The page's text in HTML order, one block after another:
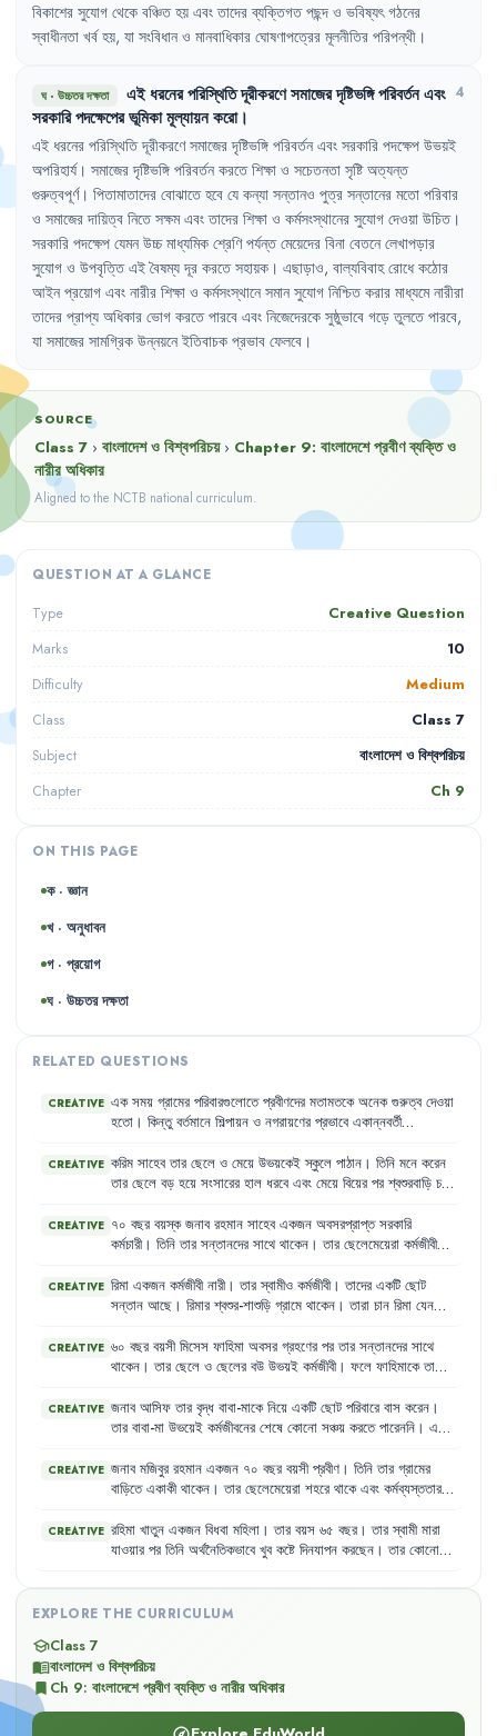
বিকাশের সুযোগ থেকে বঞ্চিত হয় এবং তাদের ব্যক্তিগত পছন্দ ও ভবিষ্যৎ গঠনের
স্বাধীনতা খর্ব হয়, যা সংবিধান ও মানবাধিকার ঘোষণাপত্রের মূলনীতির পরিপন্থী ।
ঘ· উচ্চতর দক্ষতা এইধরনেরপরিস্থিতিদূরীকরণেসমাজেরদৃষ্টিভঙ্গিপরিবর্তনএবং
সরকারিপদক্ষেপেরভূমিকামূল্যায়নকরো।
4
এই ধরনের পরিস্থিতি দূরীকরণে সমাজের দৃষ্টিভঙ্গি পরিবর্তন এবং সরকারি পদক্ষেপ উভয়ই
অপরিহার্য। সমাজের দৃষ্টিভঙ্গি পরিবর্তন করতে শিক্ষা ও সচেতনতা সৃষ্টি অত্যন্ত
গুরুত্বপূর্ণ। পিতামাতাদের বোঝাতে হবে যে কন্যা সন্তানও পুত্র সন্তানের মতো পরিবার
ও সমাজের দায়িত্ব নিতে সক্ষম এবং তাদের শিক্ষা ও কর্মসংস্থানের সুযোগ দেওয়া উচিত।
সরকারি পদক্ষেপ যেমন উচ্চ মাধ্যমিক শ্রেণি পর্যন্ত মেয়েদের বিনা বেতনে লেখাপড়ার
সুযোগ ও উপবৃত্তি এই বৈষম্য দূর করতে সহায়ক । এছাড়াও, বাল্যবিবাহ রোধে কঠোর
আইন প্রয়োগ এবং নারীর শিক্ষা ও কর্মসংস্থানে সমান সুযোগ নিশ্চিত করার মাধ্যমে নারীরা
তাদের প্রাপ্য অধিকার ভোগ করতে পারবে এবং নিজেদেরকে সুষ্ঠুভাবে গড়ে তুলতে পারবে,
যা সমাজের সামগ্রিক উন্নয়নে ইতিবাচক প্রভাব ফেলবে ।
SOURCE
Class 7 › বাংলাদেশ ও বিশ্বপরিচয় › Chapter 9: বাংলাদেশে প্রবীণ ব্যক্তি ও
নারীর অধিকার
Aligned to the NCTB national curriculum.
QUESTION AT A GLANCE
Type Creative Question
Marks 10
Difficulty Medium
Class Class 7
Subject বাংলাদেশ ও বিশ্বপরিচয়
Chapter Ch 9
ON THIS PAGE
ক · জ্ঞান
খ · অনুধাবন
গ · প্রয়োগ
ঘ · উচ্চতর দক্ষতা
RELATED QUESTIONS
CREATIVE এক সময় গ্রামের পরিবারগুলোতে প্রবীণদের মতামতকে অনেক গুরুত্ব দেওয়া
হতো । কিন্তু বর্তমানে শিল্পায়ন ও নগরায়ণের প্রভাবে একান্নবর্তী
মতামতকে আর আগের মতো গুরুত্ব দেওয়া হয় না এবং তারা সমাজে প্রায়
গৌণ বিবেচিত হন। তাদের পাশে বসে কথা বলার সময়ও যেন কারও নেই ।
CREATIVE করিম সাহেব তার ছেলে ও মেয়ে উভয়কেই স্কুলে পাঠান । তিনি মনে করেন
তার ছেলে বড় হয়ে সংসারের হাল ধরবে এবং মেয়ে বিয়ের পর শ্বশুরবাড়ি চলে
উচ্চশিক্ষার সুযোগ দিতে রাজি নন।
CREATIVE ৭০ বছর বয়স্ক জনাব রহমান সাহেব একজন অবসরপ্রাপ্ত সরকারি
কর্মচারী। তিনি তার সন্তানদের সাথে থাকেন । তার ছেলেমেয়েরা কর্মজীবী
তাকে ঠিকমতো খাবার দেয় না এবং তার সাথে খারাপ ব্যবহার করে । রহমান
সাহেব মনে মনে কষ্ট পান কিন্তু কাউকে কিছু বলতে পারেন না।
CREATIVE রিমা একজন কর্মজীবী নারী। তার স্বামীও কর্মজীবী। তাদের একটি ছোট
সন্তান আছে । রিমার শ্বশুর-শাশুড়ি গ্রামে থাকেন । তারা চান রিমা যেন
স্বাধীনতা এবং কর্মজীবনের অধিকারকে গুরুত্ব দেয়।
CREATIVE ৬০ বছর বয়সী মিসেস ফাহিমা অবসর গ্রহণের পর তার সন্তানদের সাথে
থাকেন । তার ছেলে ও ছেলের বউ উভয়ই কর্মজীবী। ফলে ফাহিমাকে তাদের
হয়। এই বয়সে এসব কাজ করা তার পক্ষে কঠিন হয়ে পড়েছে এবং তিনি
প্রায়শই অসুস্থ থাকেন, কিন্তু প্রয়োজনীয় চিকিৎসা সুবিধা পান না।
CREATIVE জনাব আসিফ তার বৃদ্ধ বাবা-মাকে নিয়ে একটি ছোট পরিবারে বাস করেন ।
তার বাবা-মা উভয়েই কর্মজীবনের শেষে কোনো সঞ্চয় করতে পারেননি । এখন
দুজনেই কর্মজীবী এবং তাদের পক্ষে বাবা-মায়ের সব চাহিদা পূরণ করা কঠিন
হয়ে পড়ছে।
CREATIVE জনাব মজিবুর রহমান একজন ৭০ বছর বয়সী প্রবীণ । তিনি তার গ্রামের
বাড়িতে একাকী থাকেন । তার ছেলেমেয়েরা শহরে থাকে এবং কর্মব্যস্ততার
হয়ে পড়েন এবং তার দেখাশোনা করার কেউ থাকে না। তিনি মনে করেন, তার
একটু সঙ্গ এবং যত্নের প্রয়োজন ।
CREATIVE রহিমা খাতুন একজন বিধবা মহিলা । তার বয়স ৬৫ বছর । তার স্বামী মারা
যাওয়ার পর তিনি অর্থনৈতিকভাবে খুব কষ্টে দিনযাপন করছেন । তার কোনো
কিন্তু এখন বার্ধক্যের কারণে শারীরিক শক্তি কমে যাওয়ায় কোনো কাজ
করতে পারেন না। তিনি প্রায়ই
EXPLORE THE CURRICULUM
schoolClass 7
menu_bookবাংলাদেশ ও বিশ্বপরিচয়
bookmark Ch 9: বাংলাদেশে প্রবীণ ব্যক্তি ও নারীর অধিকার